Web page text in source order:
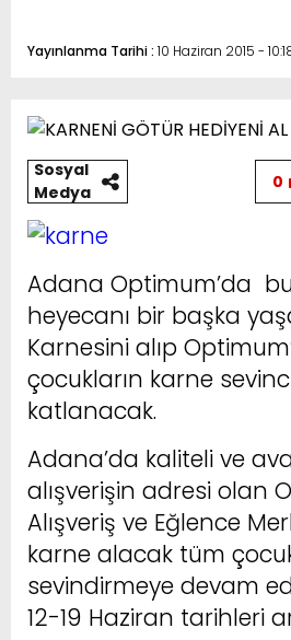
Yayınlanma Tarihi : 10 Haziran 2015 -
Sosyal
Medya
0
Adana Optimum’da
heyecanı bir başka
Karnesini alıp
çocukların karne
katlanacak.
Adana’da kaliteli ve
alışverişin adresi olan
Alışveriş ve Eğlence
karne alacak tüm
sevindirmeye devam
12-19 Haziran tarihleri